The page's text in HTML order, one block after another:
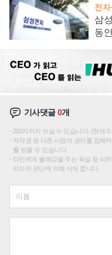
전자
삼
동
기사댓글0개
200자까지 쓰실 수 있습니다. (현재 0
저작권 등 다른 사람의 권리를 침해
를 받을 수 있습니다.
타인에게 불쾌감을 주는 욕설 등 비
리자의 판단에 의해 삭제 합니다.